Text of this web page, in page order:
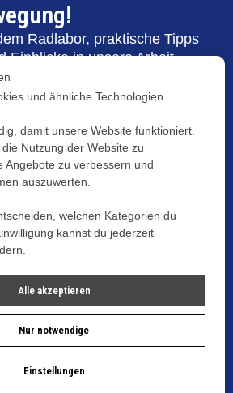
Radlabor, praktische Tipps
Einblicke in unsere Arbeit –
Persönlich, relevant und
wirklich etwas zu erzählen gibt.
und ähnliche Technologien.
damit unsere Website funktioniert.
Nutzung der Website zu
Angebote zu verbessern und
auszuwerten.
welchen Kategorien du
kannst du jederzeit
Alle akzeptieren
Nur notwendige
Einstellungen